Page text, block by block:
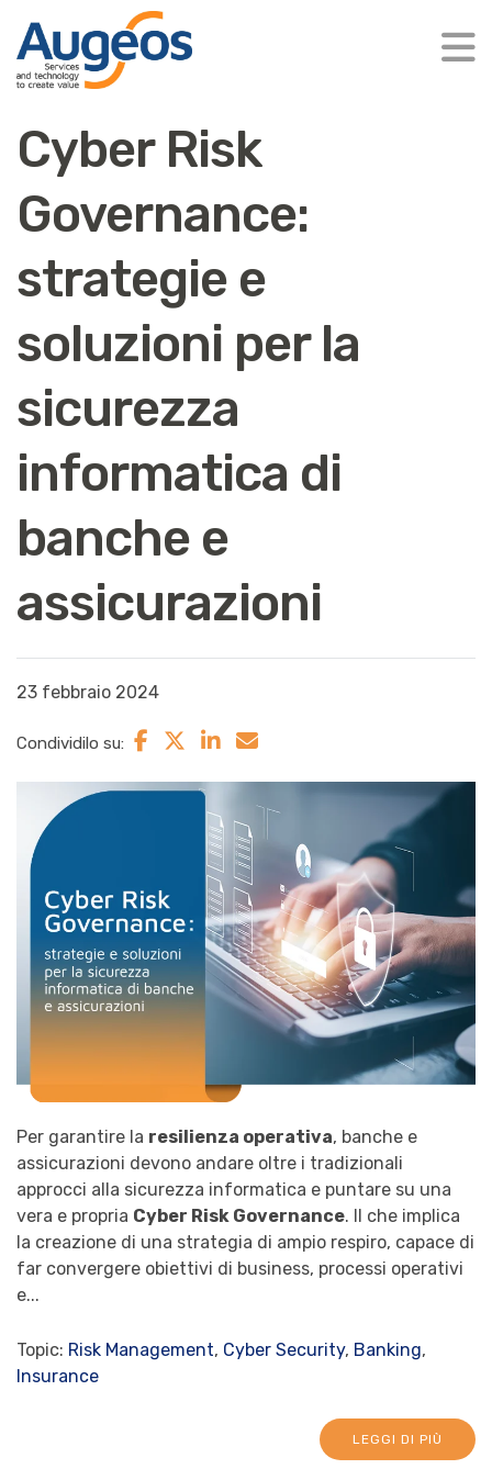
Cyber Risk
Governance:
strategie e
soluzioni per la
sicurezza
informatica di
banche e
assicurazioni
23 febbraio 2024
Condividilo su:
Per garantire la resilienza operativa, banche e
assicurazioni devono andare oltre i tradizionali
approcci alla sicurezza informatica e puntare su una
vera e propria Cyber Risk Governance. Il che implica
la creazione di una strategia di ampio respiro, capace di
far convergere obiettivi di business, processi operativi
e...
Topic: Risk Management, Cyber Security, Banking,
Insurance
LEGGI DI PIÙ